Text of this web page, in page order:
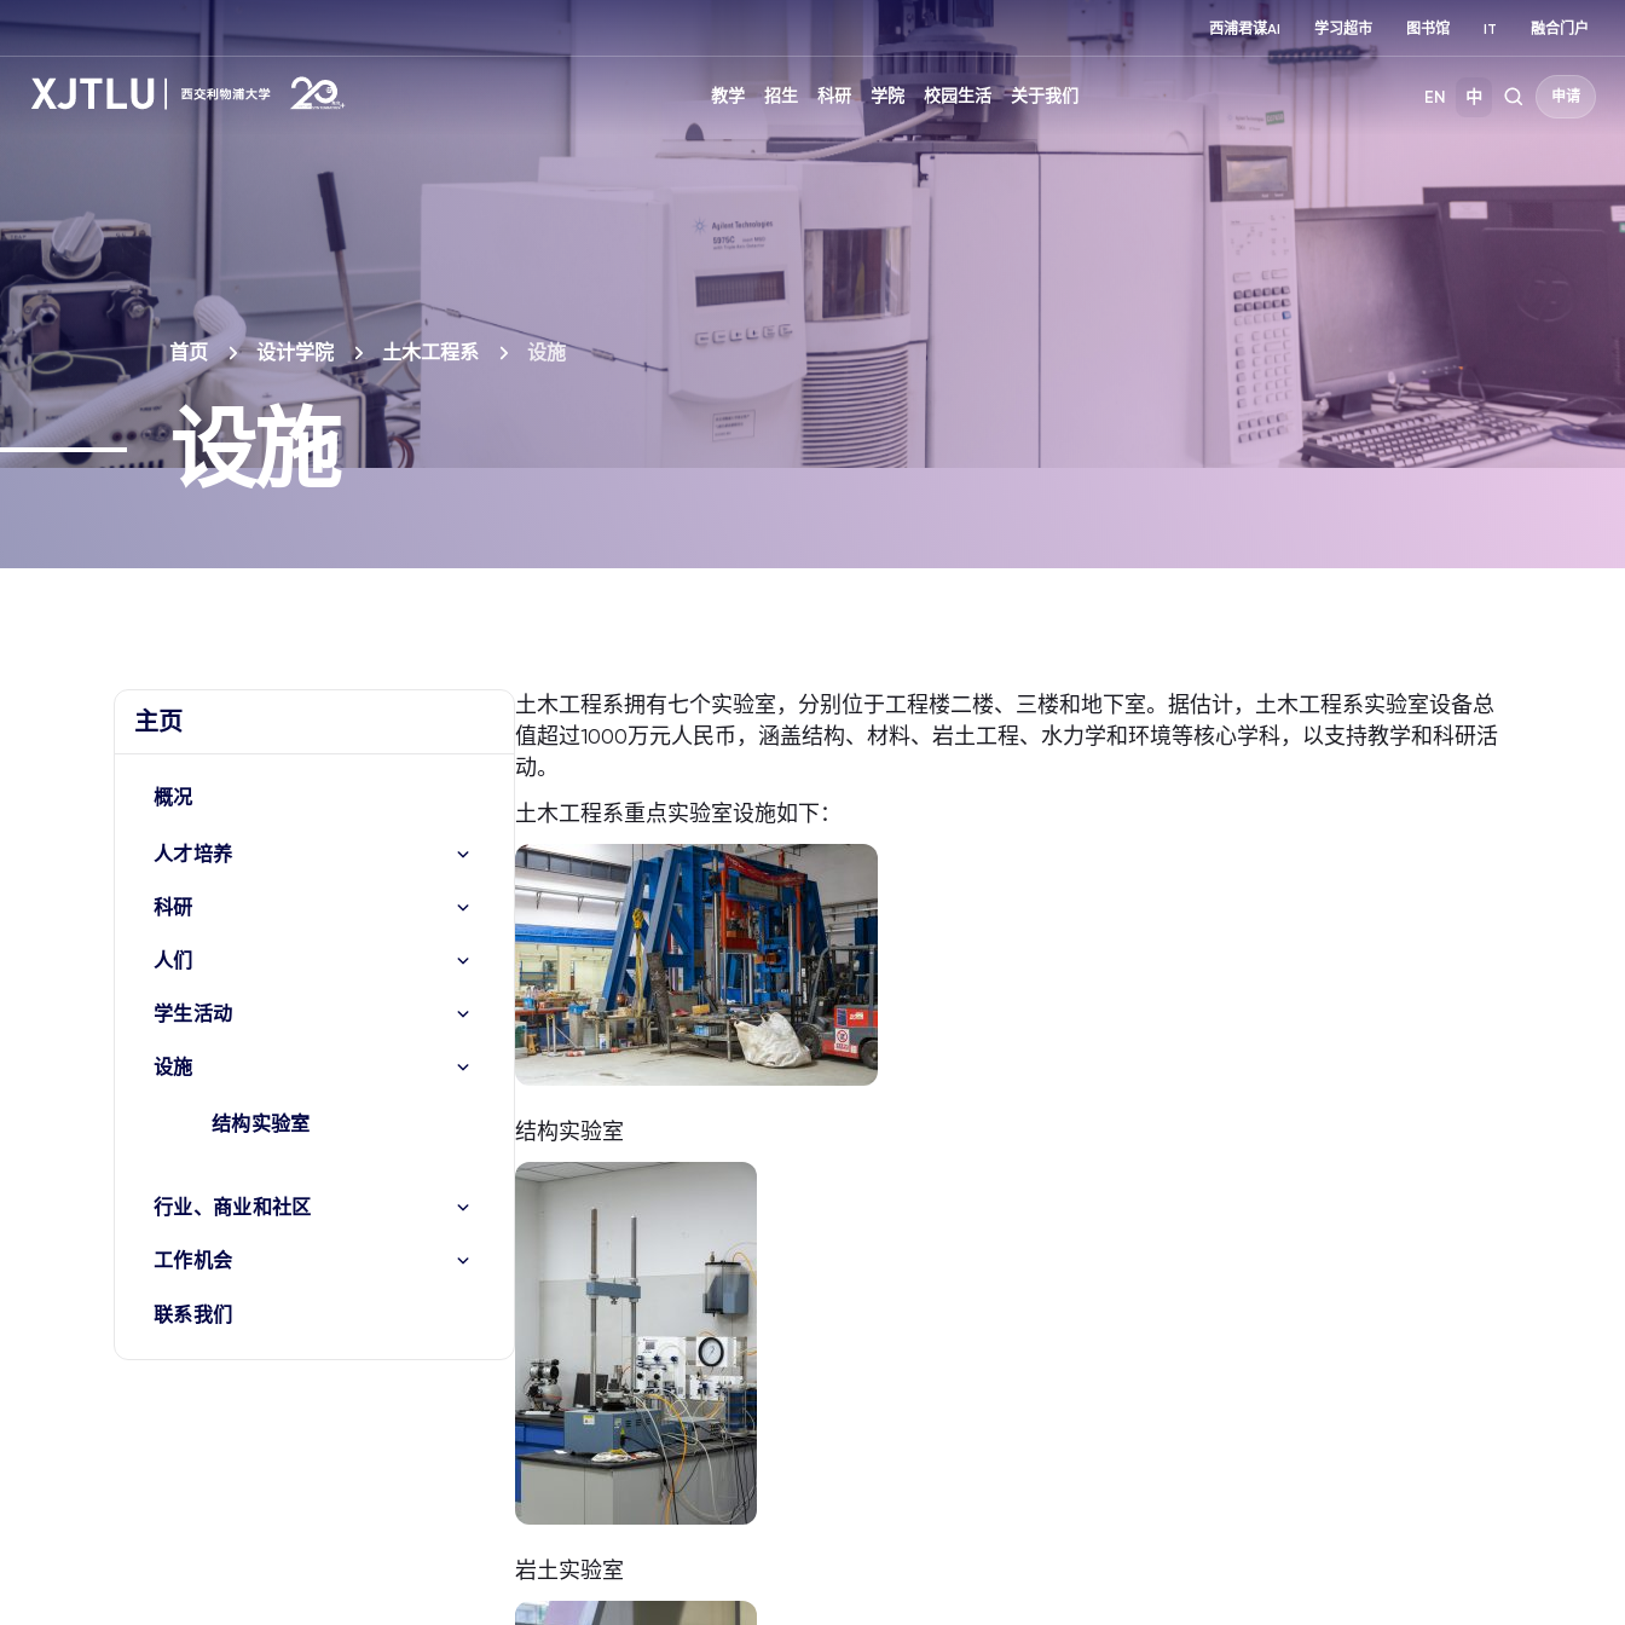
西浦君谋AI 学习超市 图书馆 IT 融合门户
教学 招生 科研 学院 校园生活 关于我们 EN 中 申请
首页 设计学院 土木工程系 设施
设施
主页
概况
人才培养
科研
人们
学生活动
设施
结构实验室
行业、商业和社区
工作机会
联系我们
土木工程系拥有七个实验室，分别位于工程楼二楼、三楼和地下室。据估计，土木工程系实验室设备总
值超过1000万元人民币，涵盖结构、材料、岩土工程、水力学和环境等核心学科，以支持教学和科研活
动。
土木工程系重点实验室设施如下：
结构实验室
岩土实验室